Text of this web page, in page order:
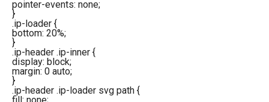
pointer-events: none;
}
.ip-loader {
bottom: 20%;
}
.ip-header .ip-inner {
display: block;
margin: 0 auto;
}
.ip-header .ip-loader svg path {